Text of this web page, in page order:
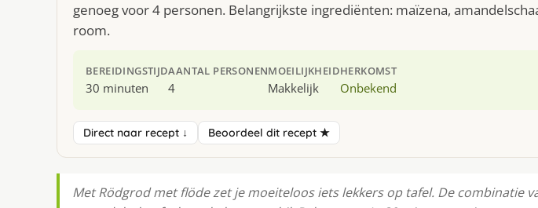
genoeg voor 4 personen. Belangrijkste ingrediënten: maïzena,
room.
BEREIDINGSTIJD
30 minuten
AANTAL PERSONEN
4
MOEILIJKHEID
Makkelijk
HERKOMST
Onbekend
Direct naar recept ↓ Beoordeel dit recept ★
Met Rödgrod met flöde zet je moeiteloos iets lekkers op tafel. De combinatie